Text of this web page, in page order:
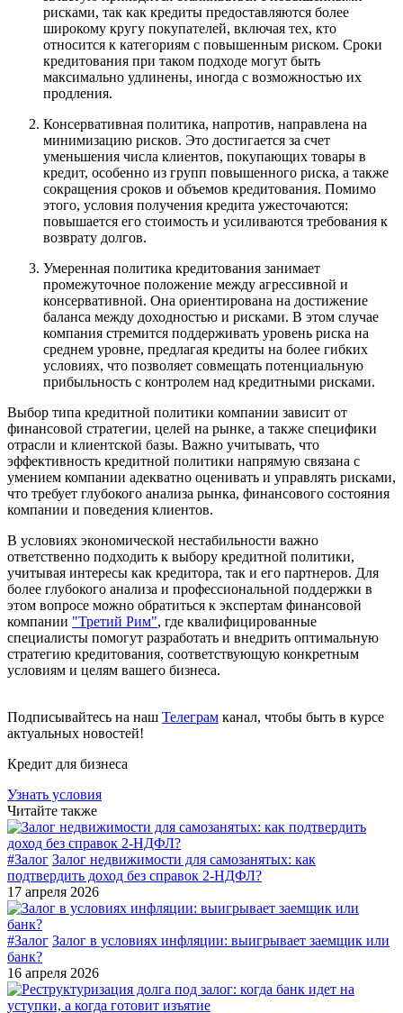
рисками, так как кредиты предоставляются более
широкому кругу покупателей, включая тех, кто
относится к категориям с повышенным риском. Сроки
кредитования при таком подходе могут быть
максимально удлинены, иногда с возможностью их
продления.
Консервативная политика, напротив, направлена на
минимизацию рисков. Это достигается за счет
уменьшения числа клиентов, покупающих товары в
кредит, особенно из групп повышенного риска, а также
сокращения сроков и объемов кредитования. Помимо
этого, условия получения кредита ужесточаются:
повышается его стоимость и усиливаются требования к
возврату долгов.
Умеренная политика кредитования занимает
промежуточное положение между агрессивной и
консервативной. Она ориентирована на достижение
баланса между доходностью и рисками. В этом случае
компания стремится поддерживать уровень риска на
среднем уровне, предлагая кредиты на более гибких
условиях, что позволяет совмещать потенциальную
прибыльность с контролем над кредитными рисками.
Выбор типа кредитной политики компании зависит от
финансовой стратегии, целей на рынке, а также специфики
отрасли и клиентской базы. Важно учитывать, что
эффективность кредитной политики напрямую связана с
умением компании адекватно оценивать и управлять рисками,
что требует глубокого анализа рынка, финансового состояния
компании и поведения клиентов.
В условиях экономической нестабильности важно
ответственно подходить к выбору кредитной политики,
учитывая интересы как кредитора, так и его партнеров. Для
более глубокого анализа и профессиональной поддержки в
этом вопросе можно обратиться к экспертам финансовой
компании "Третий Рим", где квалифицированные
специалисты помогут разработать и внедрить оптимальную
стратегию кредитования, соответствующую конкретным
условиям и целям вашего бизнеса.
Подписывайтесь на наш Телеграм канал, чтобы быть в курсе
актуальных новостей!
Кредит для бизнеса
Узнать условия
Читайте также
#Залог Залог недвижимости для самозанятых: как
подтвердить доход без справок 2-НДФЛ?
17 апреля 2026
#Залог Залог в условиях инфляции: выигрывает заемщик или
банк?
16 апреля 2026